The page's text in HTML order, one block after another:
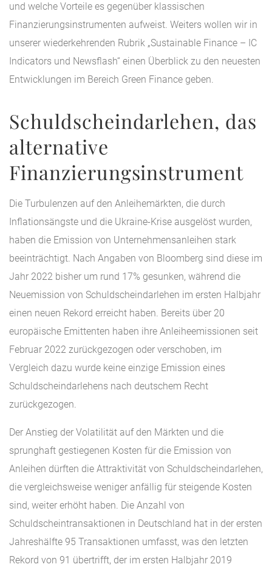
und welche Vorteile es gegenüber klassischen
Finanzierungsinstrumenten aufweist. Weiters wollen wir in
unserer wiederkehrenden Rubrik „Sustainable Finance – IC
Indicators und Newsflash“ einen Überblick zu den neuesten
Entwicklungen im Bereich Green Finance geben.
Schuldscheindarlehen, das
alternative
Finanzierungsinstrument
Die Turbulenzen auf den Anleihemärkten, die durch
Inflationsängste und die Ukraine-Krise ausgelöst wurden,
haben die Emission von Unternehmensanleihen stark
beeinträchtigt. Nach Angaben von Bloomberg sind diese im
Jahr 2022 bisher um rund 17% gesunken, während die
Neuemission von Schuldscheindarlehen im ersten Halbjahr
einen neuen Rekord erreicht haben. Bereits über 20
europäische Emittenten haben ihre Anleiheemissionen seit
Februar 2022 zurückgezogen oder verschoben, im
Vergleich dazu wurde keine einzige Emission eines
Schuldscheindarlehens nach deutschem Recht
zurückgezogen.
Der Anstieg der Volatilität auf den Märkten und die
sprunghaft gestiegenen Kosten für die Emission von
Anleihen dürften die Attraktivität von Schuldscheindarlehen,
die vergleichsweise weniger anfällig für steigende Kosten
sind, weiter erhöht haben. Die Anzahl von
Schuldscheintransaktionen in Deutschland hat in der ersten
Jahreshälfte 95 Transaktionen umfasst, was den letzten
Rekord von 91 übertrifft, der im ersten Halbjahr 2019